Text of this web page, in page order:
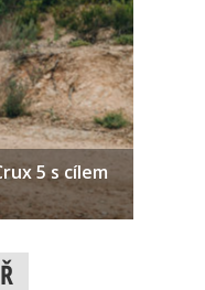
5 s cílem